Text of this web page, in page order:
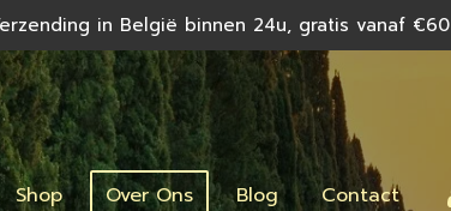
in België binnen 24u, gratis vanaf €60
Shop Over Ons Blog Contact